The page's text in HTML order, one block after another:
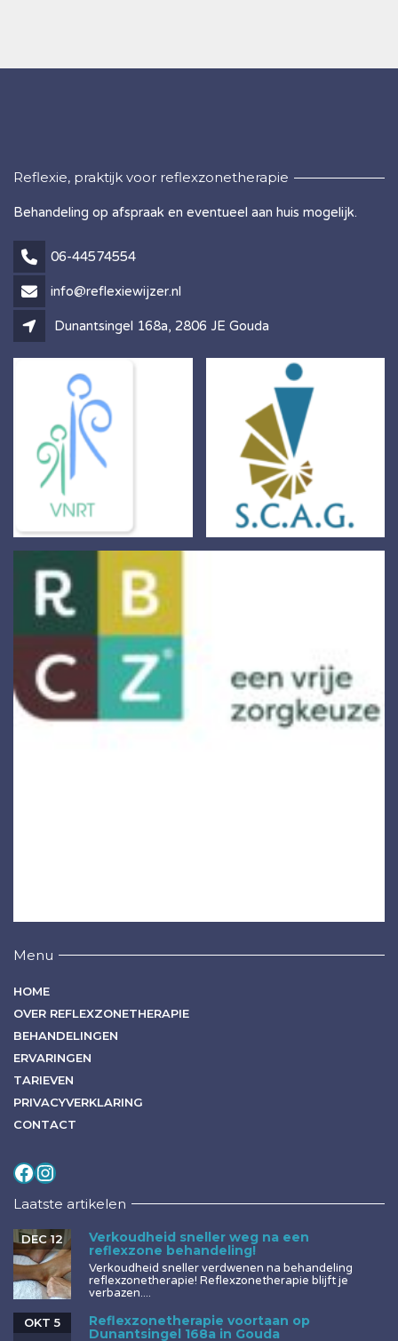
Reflexie, praktijk voor reflexzonetherapie
Behandeling op afspraak en eventueel aan huis mogelijk.
06-44574554
info@reflexiewijzer.nl
Dunantsingel 168a, 2806 JE Gouda
Menu
HOME
OVER REFLEXZONETHERAPIE
BEHANDELINGEN
ERVARINGEN
TARIEVEN
PRIVACYVERKLARING
CONTACT
Volg mij opInstagram
Laatste artikelen
Verkoudheid sneller weg na een
reflexzone behandeling!
DEC 12
Verkoudheid sneller verdwenen na behandeling
reflexzonetherapie! Reflexzonetherapie blijft je
verbazen....
Reflexzonetherapie voortaan op
Dunantsingel 168a in Gouda
OKT 5